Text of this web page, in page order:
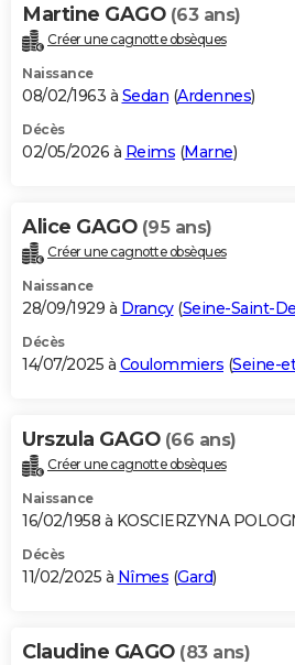
Carte de Noël
Carte Bonne année
Carte Saint-Valentin
Carte Pâques
Carte d'anniversaire
DICTIONNAIRE
Dictionnaire
Biographies
Citations
Expressions
Proverbes
PROGRAMME TV
S'inscrire
Se connecter
Lycées
Collèges
Primaires
Universités
Entreprises
Service militaire
Avis de recherche
AVIS DE DÉCÈS
Bricolage
Lifestyle
Culture
Sport
Auto
Television
Voyage
Cinema
Martine GAGO (63 ans)
Créer une cagnotte obsèques
Naissance
08/02/1963 à Sedan (Ardennes)
Décès
02/05/2026 à Reims (Marne)
Alice GAGO (95 ans)
Créer une cagnotte obsèques
Naissance
28/09/1929 à Drancy(Seine-Saint-
Décès
14/07/2025 à Coulommiers (Seine-
Urszula GAGO (66 ans)
Créer une cagnotte obsèques
Naissance
16/02/1958 à KOSCIERZYNA
Décès
11/02/2025 à Nîmes (Gard)
Claudine GAGO (83 ans)